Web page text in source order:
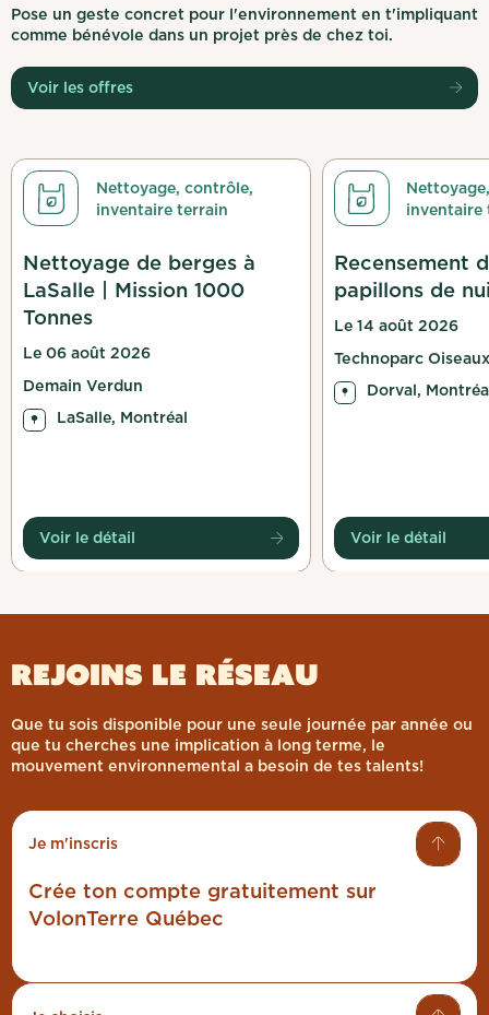
Pose un geste concret pour l'environnement en t'impliquant
comme bénévole dans un projet près de chez toi.
Voir les offres
Nettoyage, contrôle,
inventaire terrain
Nettoyage de berges à
LaSalle | Mission 1000
Tonnes
Le 06 août 2026
Demain Verdun
LaSalle, Montréal
Voir le détail
inventaire
Recensement
papillons de
Le 14 août 2026
Technoparc Oiseaux
Dorval,
Voir le détail
Rejoins le réseau
Que tu sois disponible pour une seule journée par année ou
que tu cherches une implication à long terme, le
mouvement environnemental a besoin de tes talents!
Je m'inscris
Crée ton compte gratuitement sur
VolonTerre Québec